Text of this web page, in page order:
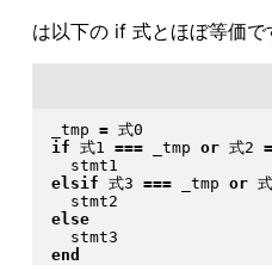
は以下の if 式とほぼ等価で
_tmp =
if 式1 === _tmp or 式2
elsif 式3 === _tmp or
else
end